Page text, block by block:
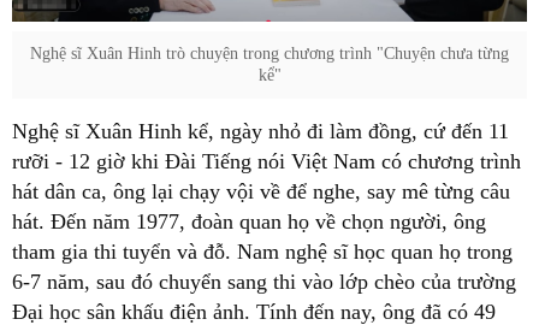
Nghệ sĩ Xuân Hinh trò chuyện trong chương trình "Chuyện chưa từng
kể"
Nghệ sĩ Xuân Hinh kể, ngày nhỏ đi làm đồng, cứ đến 11
rưỡi - 12 giờ khi Đài Tiếng nói Việt Nam có chương trình
hát dân ca, ông lại chạy vội về để nghe, say mê từng câu
hát. Đến năm 1977, đoàn quan họ về chọn người, ông
tham gia thi tuyển và đỗ. Nam nghệ sĩ học quan họ trong
6-7 năm, sau đó chuyển sang thi vào lớp chèo của trường
Đại học sân khấu điện ảnh. Tính đến nay, ông đã có 49